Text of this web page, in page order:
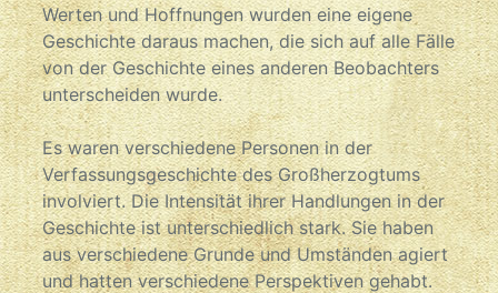
Werten und Hoffnungen wurden eine eigene
Geschichte daraus machen, die sich auf alle Fälle
von der Geschichte eines anderen Beobachters
unterscheiden wurde.
Es waren verschiedene Personen in der
Verfassungsgeschichte des Großherzogtums
involviert. Die Intensität ihrer Handlungen in der
Geschichte ist unterschiedlich stark. Sie haben
aus verschiedene Grunde und Umständen agiert
und hatten verschiedene Perspektiven gehabt.